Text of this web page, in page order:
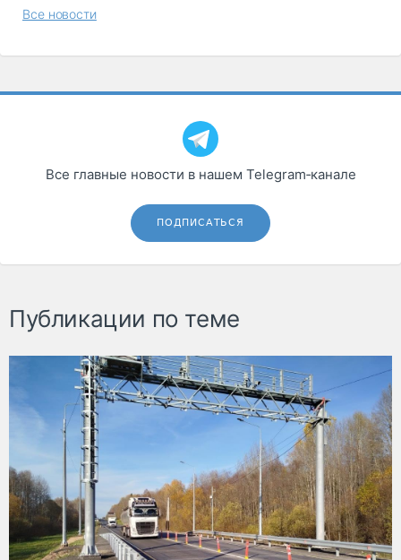
Все новости
Все главные новости в нашем Telegram‑канале
ПОДПИСАТЬСЯ
Публикации по теме